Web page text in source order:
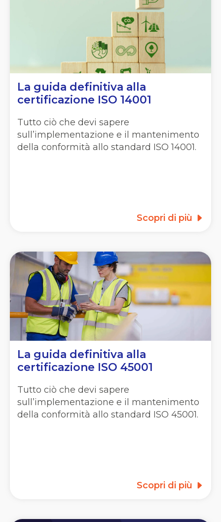
La guida definitiva alla
certificazione ISO 14001
Tutto ciò che devi sapere
sull’implementazione e il mantenimento
della conformità allo standard ISO 14001.
Scopri di più
La guida definitiva alla
certificazione ISO 45001
Tutto ciò che devi sapere
sull’implementazione e il mantenimento
della conformità allo standard ISO 45001.
Scopri di più